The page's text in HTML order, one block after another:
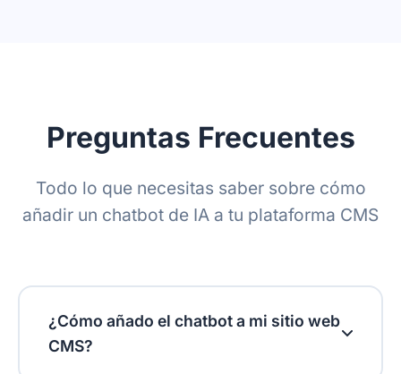
Preguntas Frecuentes
Todo lo que necesitas saber sobre cómo
añadir un chatbot de IA a tu plataforma CMS
¿Cómo añado el chatbot a mi sitio web
CMS?